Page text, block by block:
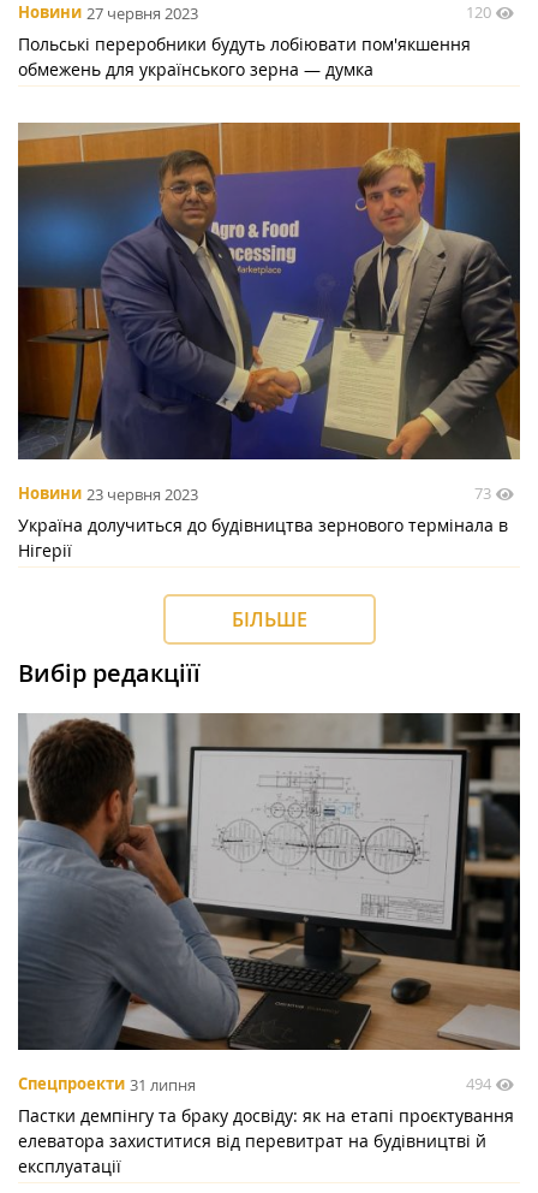
Новини 27 червня 2023 120
Польські переробники будуть лобіювати пом'якшення
обмежень для українського зерна — думка
Новини 23 червня 2023 73
Україна долучиться до будівництва зернового термінала в
Нігерії
БІЛЬШЕ
Вибір редакціїї
Спецпроекти 31 липня 494
Пастки демпінгу та браку досвіду: як на етапі проєктування
елеватора захиститися від перевитрат на будівництві й
експлуатації